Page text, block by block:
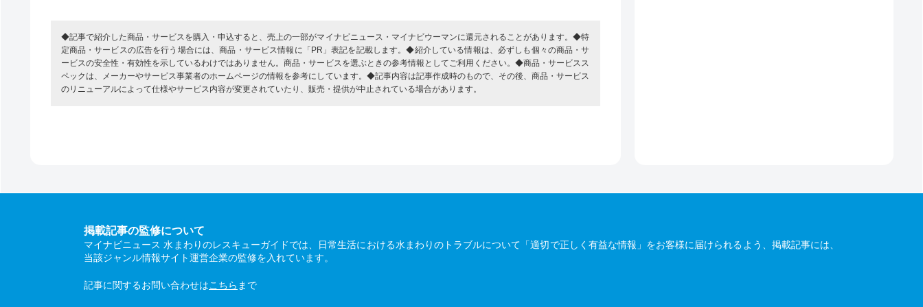
◆記事で紹介した商品・サービスを購入・申込すると、売上の一部がマイナビニュース・マイナビウーマンに還元されることがあります。◆特
定商品・サービスの広告を行う場合には、商品・サービス情報に「PR」表記を記載します。◆紹介している情報は、必ずしも個々の商品・サ
ービスの安全性・有効性を示しているわけではありません。商品・サービスを選ぶときの参考情報としてご利用ください。◆商品・サービスス
ペックは、メーカーやサービス事業者のホームページの情報を参考にしています。◆記事内容は記事作成時のもので、その後、商品・サービス
のリニューアルによって仕様やサービス内容が変更されていたり、販売・提供が中止されている場合があります。
掲載記事の監修について
マイナビニュース 水まわりのレスキューガイドでは、日常生活における水まわりのトラブルについて「適切で正しく有益な情報」をお客様に届けられるよう、掲載記事には、
当該ジャンル情報サイト運営企業の監修を入れています。
記事に関するお問い合わせはこちら まで